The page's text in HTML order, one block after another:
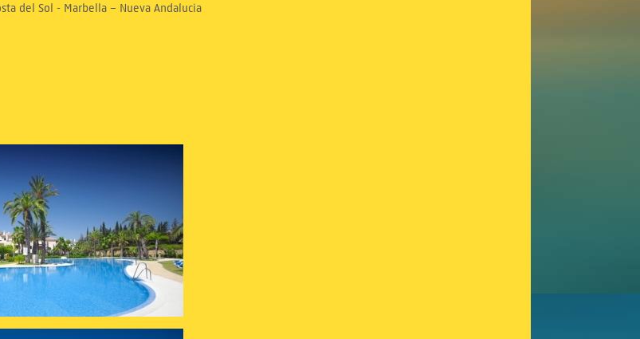
del Sol - Marbella – Nueva Andalucia
2
2